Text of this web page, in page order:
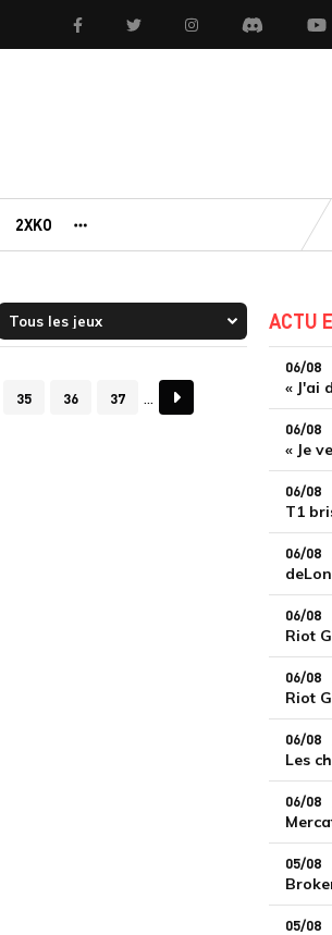
FacebookTwitter InstagramDiscord
2XKO
35 36 37
ACTU
06/08
06/08
06/08
06/08
06/08
06/08
06/08
06/08
05/08
05/08